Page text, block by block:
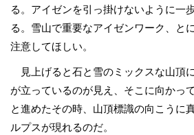
る。アイゼンを引っ掛けないように一
る。雪山で重要なアイゼンワーク、と
注意してほしい。
見上げると石と雪のミックスな山頂
が立っているのが見え、そこに向かっ
と進めたその時、山頂標識の向こうに
ルプスが現れるのだ。